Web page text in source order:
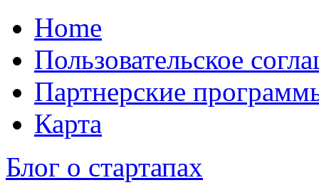
Home
Пользовательское
Партнерские
Карта
Блог о стартапах